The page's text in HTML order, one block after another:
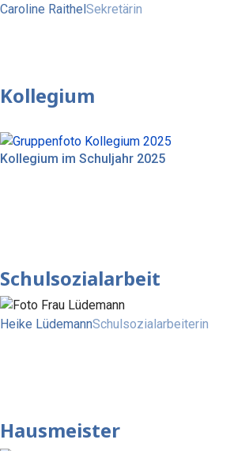
Caroline RaithelSekretärin
Kollegium
Kollegium im Schuljahr 2025
Schulsozialarbeit
Heike LüdemannSchulsozialarbeiterin
Hausmeister